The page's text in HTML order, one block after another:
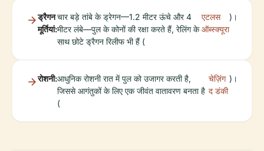
ड्रैगन
मूर्तियां:
चार बड़े तांबे के ड्रेगन—1.2 मीटर ऊंचे और 4
मीटर लंबे—पुल के कोनों की रक्षा करते हैं, रेलिंग के
साथ छोटे ड्रैगन रिलीफ भी हैं (
एटलस
ऑब्स्क्यूरा
)।
रोशनी:आधुनिक रोशनी रात में पुल को उजागर करती है,
जिससे आगंतुकों के लिए एक जीवंत वातावरण बनता है
(
चेज़िंग
द डंकी
)।